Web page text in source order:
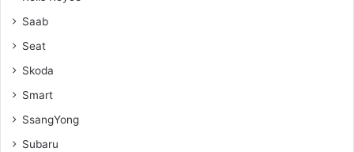
Saab
Seat
Skoda
Smart
SsangYong
Subaru